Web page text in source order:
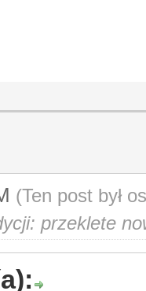
(Ten post był
przeklete